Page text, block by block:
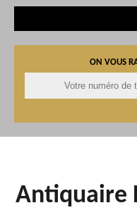
ON VOUS
Antiquaire